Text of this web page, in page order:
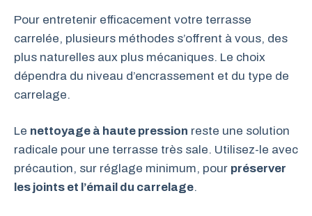
Pour entretenir efficacement votre terrasse
carrelée, plusieurs méthodes s’offrent à vous, des
plus naturelles aux plus mécaniques. Le choix
dépendra du niveau d’encrassement et du type de
carrelage.
Le nettoyage à haute pression reste une solution
radicale pour une terrasse très sale. Utilisez-le avec
précaution, sur réglage minimum, pour préserver
les joints et l’émail du carrelage.